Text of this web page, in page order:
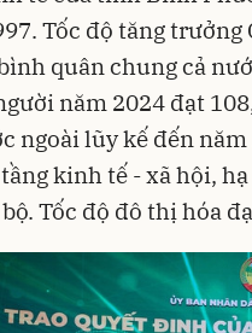
Tốc độ tăng trưởng
quân chung cả
năm 2024 đạt
ngoài lũy kế đến
kinh tế - xã hội,
Tốc độ đô thị hóa